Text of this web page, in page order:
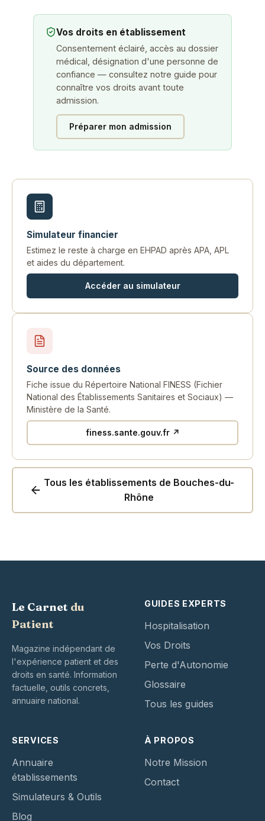
Vos droits en établissement
Consentement éclairé, accès au dossier
médical, désignation d'une personne de
confiance — consultez notre guide pour
connaître vos droits avant toute
admission.
Préparer mon admission
Simulateur financier
Estimez le reste à charge en EHPAD après APA, APL
et aides du département.
Accéder au simulateur
Source des données
Fiche issue du Répertoire National FINESS (Fichier
National des Établissements Sanitaires et Sociaux) —
Ministère de la Santé.
finess.sante.gouv.fr ↗
Tous les établissements de Bouches-du-
Rhône
Le Carnet du
Patient
Magazine indépendant de
l'expérience patient et des
droits en santé. Information
factuelle, outils concrets,
annuaire national.
GUIDES EXPERTS
Hospitalisation
Vos Droits
Perte d'Autonomie
Glossaire
Tous les guides
SERVICES
Annuaire
établissements
Simulateurs & Outils
Blog
À PROPOS
Notre Mission
Contact